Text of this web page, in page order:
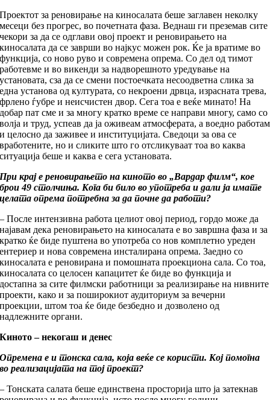
Проектот за реновирање на киносалата беше заглавен неколку
месеци без прогрес, во почетната фаза. Веднаш ги преземав сите
чекори за да се одглави овој проект и реновирањето на
киносалата да се заврши во најкус можен рок. Ќе ја вратиме во
функција, со ново руво и современа опрема. Со дел од тимот
работевме и во викенди за надворешното уредување на
установата, сза да се смени постоечката несоодветна слика за
една установа од културата, со некроени дрвца, израсната трева,
фрлено ѓубре и неисчистен двор. Сега тоа е веќе минато! На
добар пат сме и за многу кратко време се направи многу, само со
волја и труд, успеав да ја оживеам атмосферата, а воедно работам
и целосно да заживее и институцијата. Сведоци за ова се
вработените, но и сликите што го отсликуваат тоа во каква
ситуација беше и каква е сега установата.
При крај е реновирањето на киното во „Вардар филм“, кое
брои 49 столчиња. Кога би било во употреба и дали ја имате
целата опрема потребна за да почне да работи?
– После интензивна работа целиот овој период, гордо може да
најавам дека реновирањето на киносалата е во завршна фаза и за
кратко ќе биде пуштена во употреба со нов комплетно уреден
ентериер и нова современа инсталирана опрема. Заедно со
киносалата е реновирана и помошната проекциона сала. Со тоа,
киносалата со целосен капацитет ќе биде во функција и
достапна за сите филмски работници за реализирање на нивните
проекти, како и за поширокиот аудиториум за вечерни
проекции, штом тоа ќе биде безбедно и дозволено од
надлежните органи.
Киното – некогаш и денес
Опремена е и тонска сала, која веќе се користи. Кој помогна
во реализацијата на тој проект?
– Тонската салата беше единствена просторија што ја затекнав